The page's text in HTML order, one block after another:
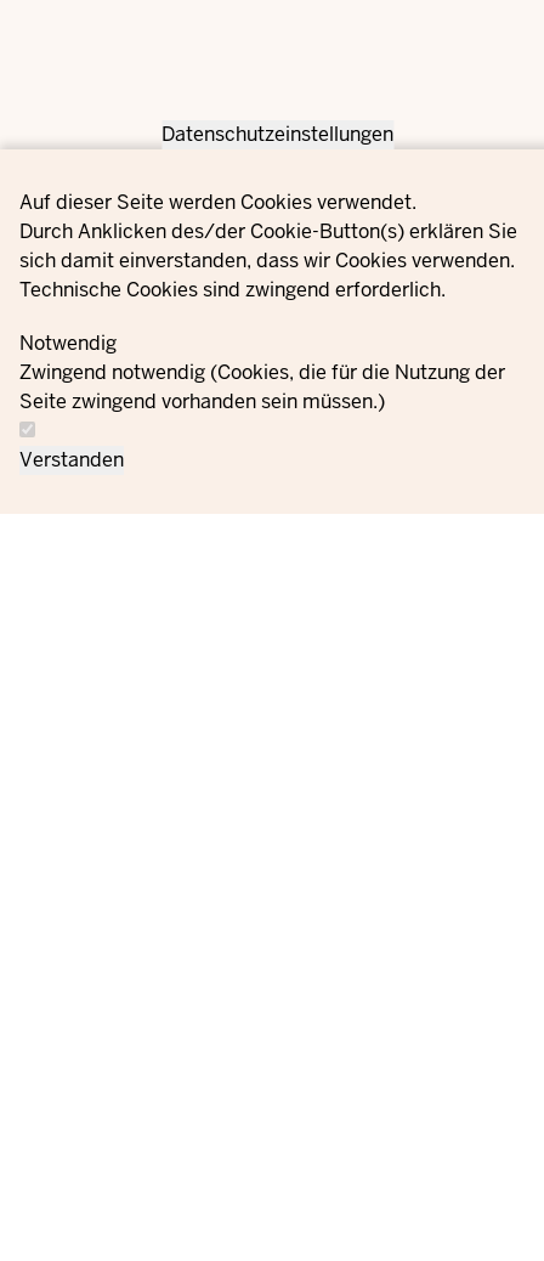
Privacy settings
Datenschutzeinstellungen
Auf dieser Seite werden Cookies verwendet.
Durch Anklicken des/der Cookie-Button(s) erklären Sie
sich damit einverstanden, dass wir Cookies verwenden.
Technische Cookies sind zwingend erforderlich.
Notwendig
Zwingend notwendig (Cookies, die für die Nutzung der
Seite zwingend vorhanden sein müssen.)
Verstanden